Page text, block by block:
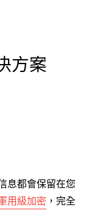
方案
息都會保留在您
用級加密 ，完全